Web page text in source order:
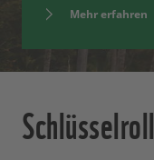
Mehr erfahren